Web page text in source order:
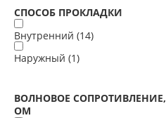
СПОСОБ ПРОКЛАДКИ
Внутренний (14)
Наружный (1)
ВОЛНОВОЕ СОПРОТИВЛЕНИЕ,
ОМ